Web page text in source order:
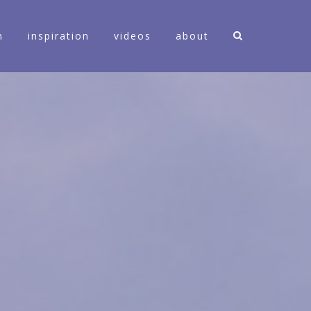
inspiration videos about